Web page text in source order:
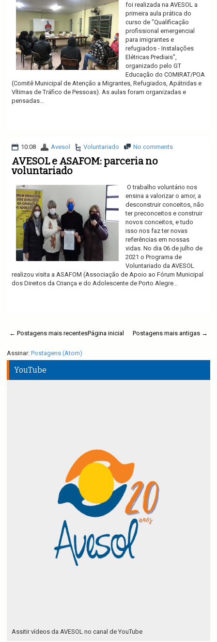
foi realizada na AVESOL a
primeira aula prática do
curso de "Qualificação
profissional emergencial
para imigrantes e
refugiados - Instalações
Elétricas Prediais",
organizado pelo GT
Educação do COMIRAT/POA
(Comitê Municipal de Atenção a Migrantes, Refugiados, Apátridas e
Vítimas de Tráfico de Pessoas). As aulas foram organizadas e
pensadas...
10:08 Avesol Voluntariado No comments
AVESOL e ASAFOM: parceria no
voluntariado
O trabalho voluntário nos
ensina a valorizar o amor, a
desconstruir conceitos, não
ter preconceitos e construir
novos conceitos, e tudo
isso nos faz ter novas
referências em nossas
vidas. No dia 06 de julho de
2021 o Programa de
Voluntariado da AVESOL
realizou visita a ASAFOM (Associação de Apoio ao Fórum Municipal
dos Direitos da Criança e do Adolescente de Porto Alegre...
← Postagens mais recentes Postagens mais antigas →
Página inicial
Assinar: Postagens (Atom)
YouTube
Assitir vídeos da AVESOL no canal de YouTube